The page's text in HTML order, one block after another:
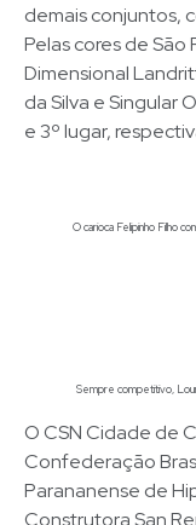
demais conjuntos,
Pelas cores de
Dimensional
da Silva e Singular
e 3º lugar,
O carioca Felipinho Filho
Sempre competitivo,
O CSN Cidade de
Confederação
Parananense de